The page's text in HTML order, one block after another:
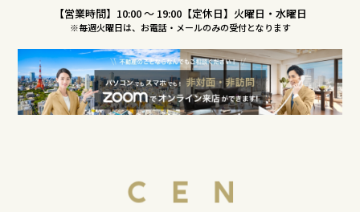
【営業時間】10:00 〜 19:00【定休日】火曜日・水曜日
※毎週火曜日は、お電話・メールのみの受付となります